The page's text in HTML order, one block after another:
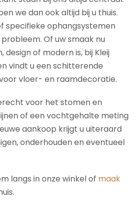
we dan ook altijd bij u thuis.
specifieke ophangsystemen
Of uw smaak nu
design of modern is, bij Kleij
vindt u een schitterende
vloer- en raamdecoratie.
voor het stomen en
of een vochtgehalte meting
aankoop krijgt u uiteraard
onderhouden en eventueel
langs in onze winkel of maak